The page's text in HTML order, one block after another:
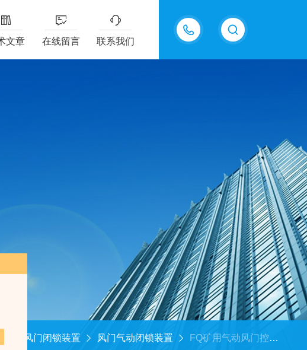
18605483306
文章 在线留言 联系我们
矿用风门闭锁装置 风门气动闭锁装置 FQ矿用气动风门控制装置